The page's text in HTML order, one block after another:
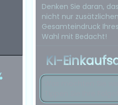
Denken Sie daran,
nicht nur
Gesamteindruck
Wahl mit Bedacht!
KI-